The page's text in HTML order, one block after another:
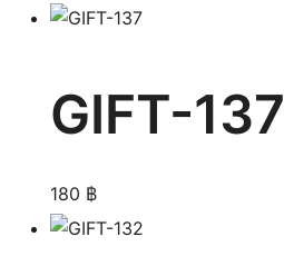
GIFT-137
180 ฿